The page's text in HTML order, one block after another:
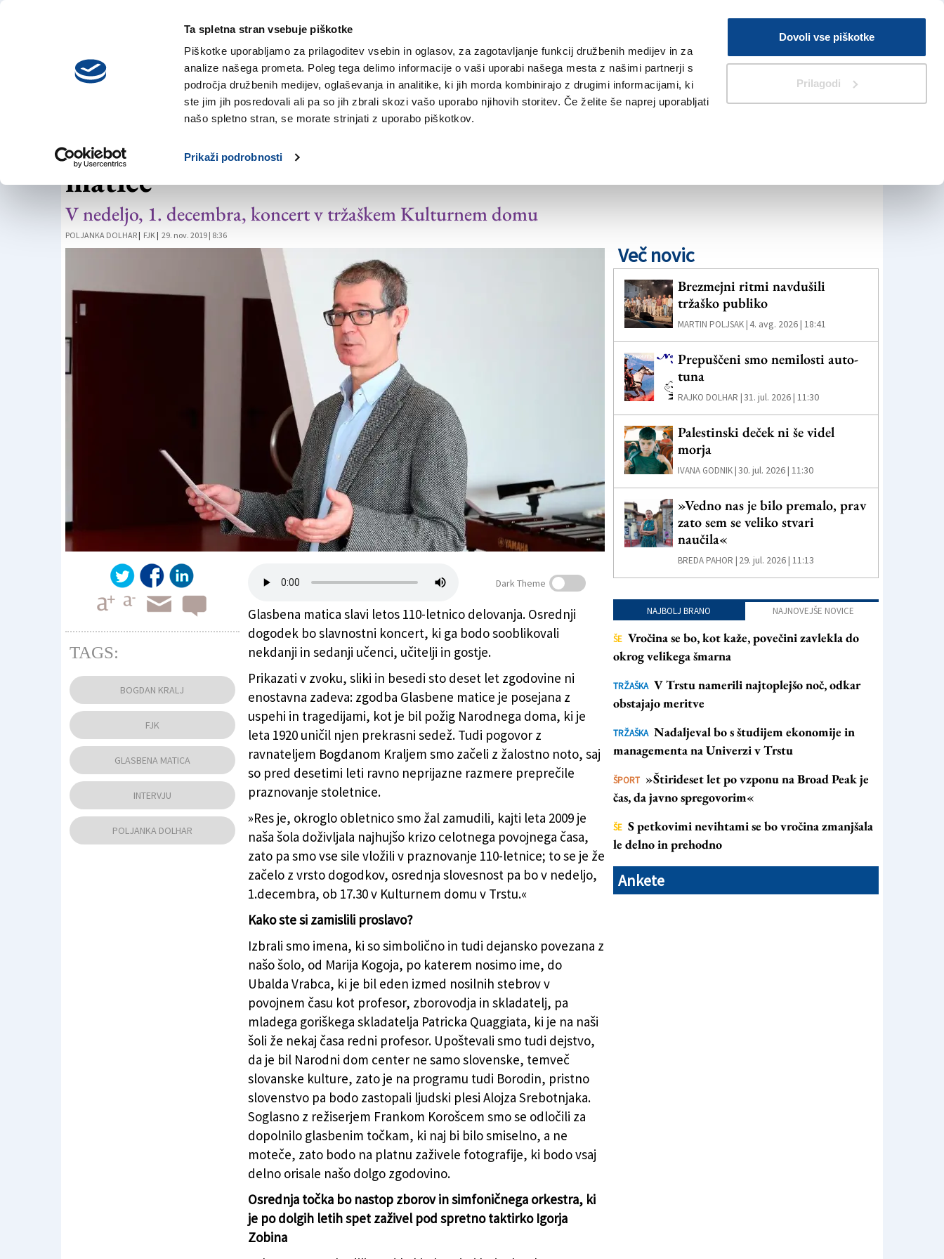
Ta spletna stran vsebuje piškotke
Piškotke uporabljamo za prilagoditev vsebin in oglasov, za zagotavljanje funkcij družbenih medijev in za
analize našega prometa. Poleg tega delimo informacije o vaši uporabi našega mesta z našimi partnerji s
področja družbenih medijev, oglaševanja in analitike, ki jih morda kombinirajo z drugimi informacijami, ki
ste jim jih posredovali ali pa so jih zbrali skozi vašo uporabo njihovih storitev. Če želite še naprej uporabljati
našo spletno stran, se morate strinjati z uporabo piškotkov.
Prikaži podrobnosti
Dovoli vse piškotke
Prilagodi
sreda,
5. avgusta 2026
V Kioskih
Iskanje
NOVICE TRŽAŠKA GORIŠKA KULTURA ŠPORT ŠE
Slavnostni poklon 110-letnici Glasbene
matice
V nedeljo, 1. decembra, koncert v tržaškem Kulturnem domu
POLJANKA DOLHAR | FJK | 29. nov. 2019 | 8:36
Bogdan Kralj (ARHIV)
Dark Theme
Glasbena matica slavi letos 110-letnico delovanja. Osrednji
dogodek bo slavnostni koncert, ki ga bodo sooblikovali
nekdanji in sedanji učenci, učitelji in gostje.
Prikazati v zvoku, sliki in besedi sto deset let zgodovine ni
enostavna zadeva: zgodba Glasbene matice je posejana z
uspehi in tragedijami, kot je bil požig Narodnega doma, ki je
leta 1920 uničil njen prekrasni sedež. Tudi pogovor z
ravnateljem Bogdanom Kraljem smo začeli z žalostno noto, saj
so pred desetimi leti ravno neprijazne razmere preprečile
praznovanje stoletnice.
»Res je, okroglo obletnico smo žal zamudili, kajti leta 2009 je
naša šola doživljala najhujšo krizo celotnega povojnega časa,
zato pa smo vse sile vložili v praznovanje 110-letnice; to se je že
začelo z vrsto dogodkov, osrednja slovesnost pa bo v nedeljo,
1.decembra, ob 17.30 v Kulturnem domu v Trstu.«
Kako ste si zamislili proslavo?
Izbrali smo imena, ki so simbolično in tudi dejansko povezana z
našo šolo, od Marija Kogoja, po katerem nosimo ime, do
Ubalda Vrabca, ki je bil eden izmed nosilnih stebrov v
povojnem času kot profesor, zborovodja in skladatelj, pa
mladega goriškega skladatelja Patricka Quaggiata, ki je na naši
šoli že nekaj časa redni profesor. Upoštevali smo tudi dejstvo,
da je bil Narodni dom center ne samo slovenske, temveč
slovanske kulture, zato je na programu tudi Borodin, pristno
slovenstvo pa bodo zastopali ljudski plesi Alojza Srebotnjaka.
Soglasno z režiserjem Frankom Korošcem smo se odločili za
dopolnilo glasbenim točkam, ki naj bi bilo smiselno, a ne
moteče, zato bodo na platnu zaživele fotografije, ki bodo vsaj
delno orisale našo dolgo zgodovino.
Osrednja točka bo nastop zborov in simfoničnega orkestra, ki
je po dolgih letih spet zaživel pod spretno taktirko Igorja
Zobina
TAGS:
BOGDAN KRALJ
FJK
GLASBENA MATICA
INTERVJU
POLJANKA DOLHAR
Več novic
Brezmejni ritmi navdušili
tržaško publiko
MARTIN POLJSAK |4. avg. 2026 | 18:41
Prepuščeni smo nemilosti auto-
tuna
RAJKO DOLHAR |31. jul. 2026 | 11:30
Palestinski deček ni še videl
morja
IVANA GODNIK |30. jul. 2026 | 11:30
»Vedno nas je bilo premalo, prav
zato sem se veliko stvari
naučila«
BREDA PAHOR | 29. jul. 2026 | 11:13
NAJBOLJ BRANO NAJNOVEJŠE NOVICE
ŠE Vročina se bo, kot kaže, povečini zavlekla do
okrog velikega šmarna
TRŽAŠKA V Trstu namerili najtoplejšo noč, odkar
obstajajo meritve
TRŽAŠKA Nadaljeval bo s študijem ekonomije in
managementa na Univerzi v Trstu
ŠPORT »Štirideset let po vzponu na Broad Peak je
čas, da javno spregovorim«
ŠE S petkovimi nevihtami se bo vročina zmanjšala
le delno in prehodno
Ankete